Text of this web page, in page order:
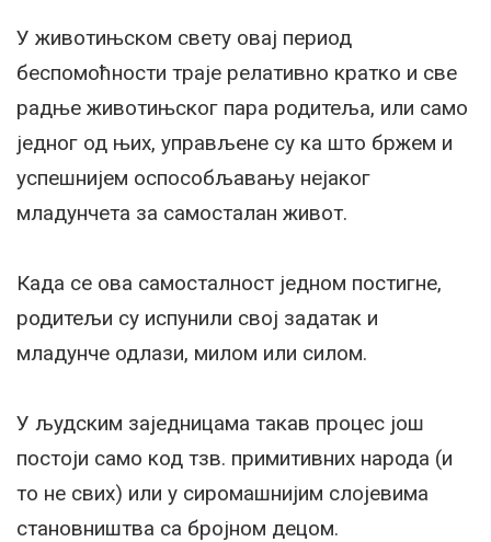
У животињском свету овај период
беспомоћности траје релативно кратко и све
радње животињског пара родитеља, или само
једног од њих, управљене су ка што бржем и
успешнијем оспособљавању нејаког
младунчета за самосталан живот.
Када се ова самосталност једном постигне,
родитељи су испунили свој задатак и
младунче одлази, милом или силом.
У људским заједницама такав процес још
постоји само код тзв. примитивних народа (и
то не свих) или у сиромашнијим слојевима
становништва са бројном децом.